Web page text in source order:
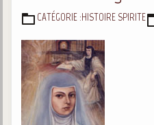
Bulletins "Le Spiritisme"
Journal trimestriel
Newsletters
trimestrielles
DÉTAILSCATÉGORIE :HISTOIRE SPIRITE